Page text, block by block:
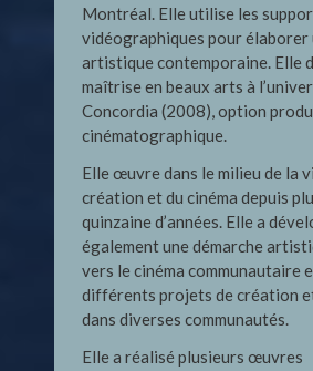
Montréal. Elle utilise les
vidéographiques pour élaborer
artistique contemporaine. Elle
maîtrise en beaux arts à
Concordia (2008), option
cinématographique.
Elle œuvre dans le milieu de la
création et du cinéma depuis
quinzaine d’années. Elle a
également une démarche
vers le cinéma communautaire
différents projets de création
dans diverses communautés.
Elle a réalisé plusieurs œuvres